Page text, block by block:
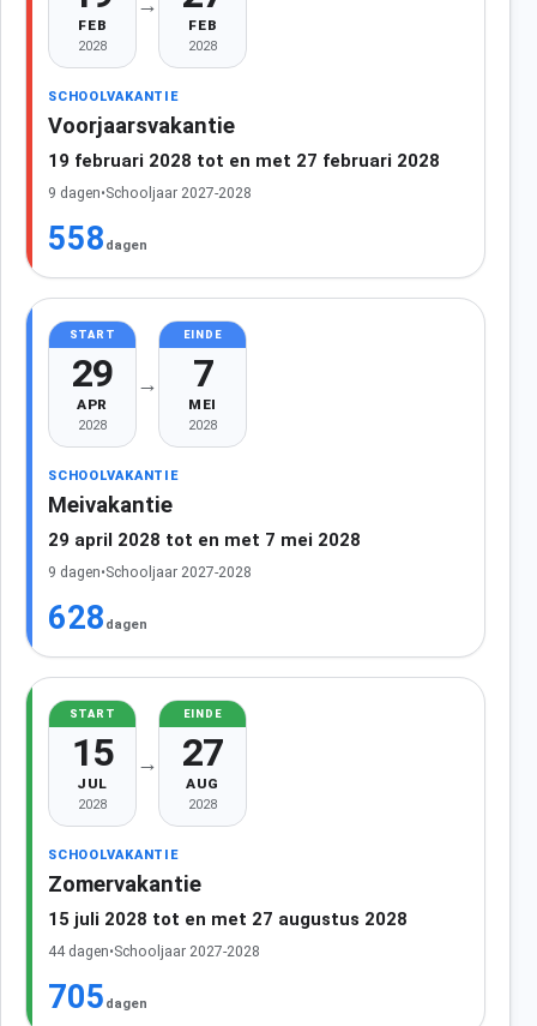
FEB
2028
FEB
2028
SCHOOLVAKANTIE
Voorjaarsvakantie
19 februari 2028 tot en met 27 februari 2028
9 dagen•Schooljaar 2027-2028
558 dagen
START
29
APR
2028
→
EINDE
7
MEI
2028
SCHOOLVAKANTIE
Meivakantie
29 april 2028 tot en met 7 mei 2028
9 dagen•Schooljaar 2027-2028
628 dagen
START
15
JUL
2028
→
EINDE
27
AUG
2028
SCHOOLVAKANTIE
Zomervakantie
15 juli 2028 tot en met 27 augustus 2028
44 dagen•Schooljaar 2027-2028
705 dagen